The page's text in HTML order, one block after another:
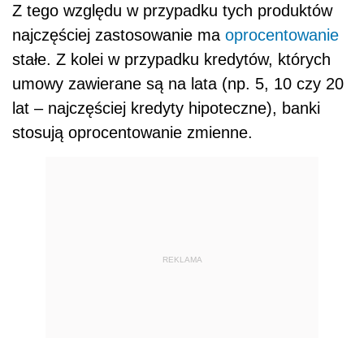
Z tego względu w przypadku tych produktów
najczęściej zastosowanie ma oprocentowanie
stałe. Z kolei w przypadku kredytów, których
umowy zawierane są na lata (np. 5, 10 czy 20
lat – najczęściej kredyty hipoteczne), banki
stosują oprocentowanie zmienne.
REKLAMA